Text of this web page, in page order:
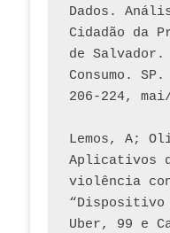
Dados.
Cidadão da
de Salvador.
Consumo.
206-224,
Lemos, A;
Aplicativos
violência
“Dispositivo
Uber, 99 e